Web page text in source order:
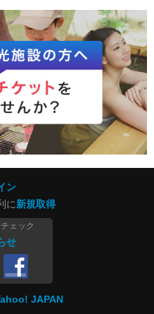
ン
に新規取得
ェック
せ
JAPAN